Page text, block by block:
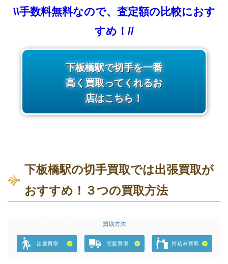
\\手数料無料なので、査定額の比較におす
すめ！//
下板橋駅で切手を一番
高く買取ってくれるお
店はこちら！
下板橋駅の切手買取では出張買取が
おすすめ！３つの買取方法